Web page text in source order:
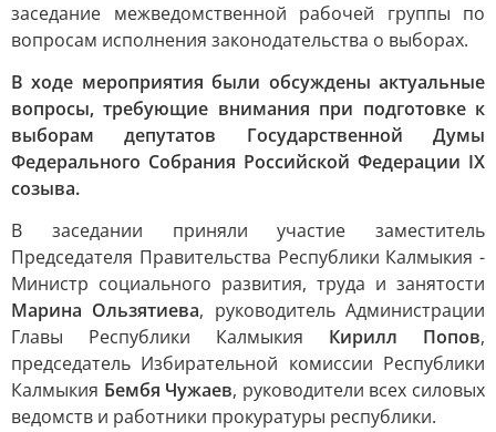
заседание межведомственной рабочей группы по
вопросам исполнения законодательства о выборах.
В ходе мероприятия были обсуждены актуальные
вопросы, требующие внимания при подготовке к
выборам депутатов Государственной Думы
Федерального Собрания Российской Федерации IX
созыва.
В заседании приняли участие заместитель
Председателя Правительства Республики Калмыкия -
Министр социального развития, труда и занятости
Марина Ользятиева, руководитель Администрации
Главы Республики Калмыкия Кирилл Попов,
председатель Избирательной комиссии Республики
Калмыкия Бембя Чужаев, руководители всех силовых
ведомств и работники прокуратуры республики.